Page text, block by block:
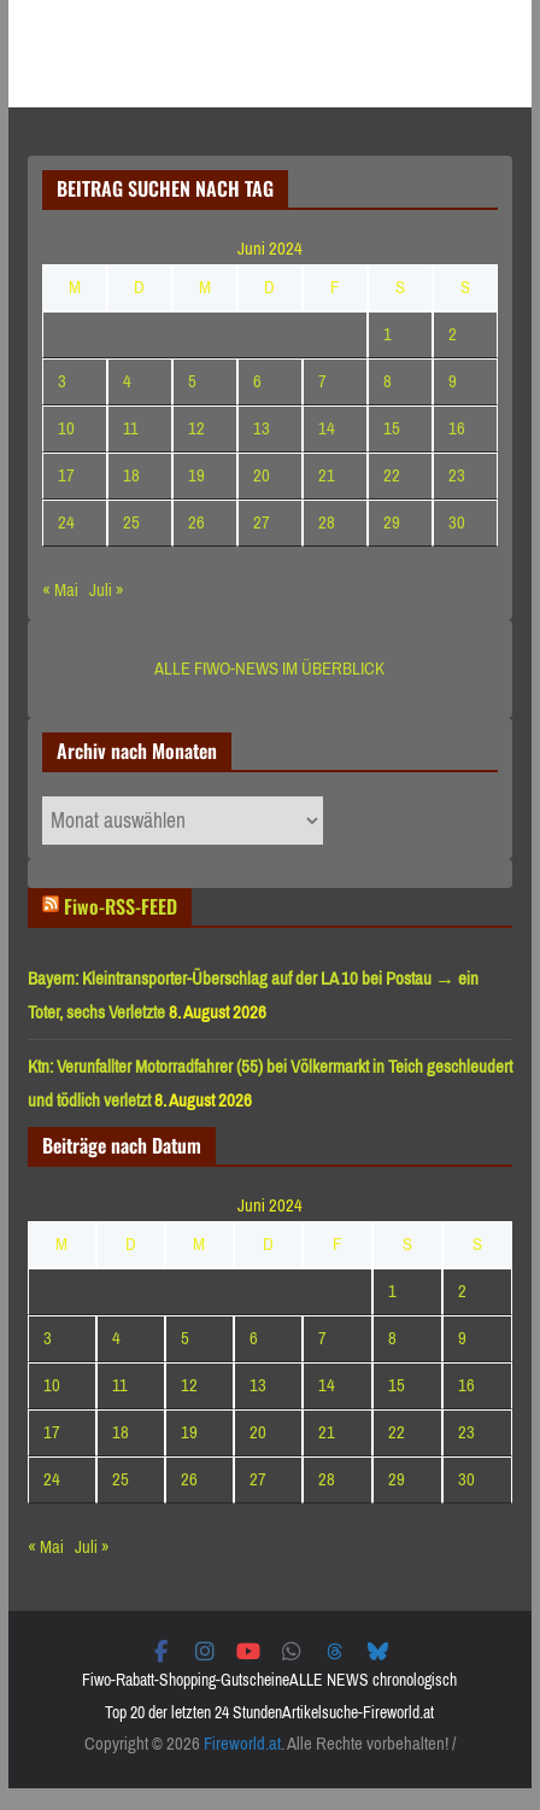
BEITRAG SUCHEN NACH TAG
Juni 2024
M
D M D F S
S
1
2
3
4 5 6 7 8
9
10
11 12 13 14 15
16
17
18 19 20 21 22
23
24
25 26 27 28 29
30
« Mai Juli »
ALLE FIWO-NEWS IM ÜBERBLICK
Archiv nach Monaten
Archiv
nach
Fiwo-RSS-FEED
Bayern: Kleintransporter-Überschlag auf der LA 10 bei Postau → ein
Toter, sechs Verletzte8. August 2026
Ktn: Verunfallter Motorradfahrer (55) bei Völkermarkt in Teich geschleudert
und tödlich verletzt8. August 2026
Beiträge nach Datum
Juni 2024
M
D M D F S
S
1
2
3
4 5 6 7 8
9
10
11 12 13 14 15
16
17
18 19 20 21 22
23
24
25 26 27 28 29
30
« Mai Juli »
Fiwo-Rabatt-Shopping-GutscheineALLE NEWS chronologisch
Top 20 der letzten 24 StundenArtikelsuche-Fireworld.at
Copyright © 2026Fireworld.at. Alle Rechte vorbehalten! /